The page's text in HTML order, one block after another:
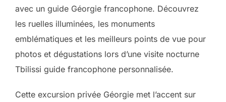
avec un guide Géorgie francophone. Découvrez
les ruelles illuminées, les monuments
emblématiques et les meilleurs points de vue pour
photos et dégustations lors d’une visite nocturne
Tbilissi guide francophone personnalisée.
Cette excursion privée Géorgie met l’accent sur